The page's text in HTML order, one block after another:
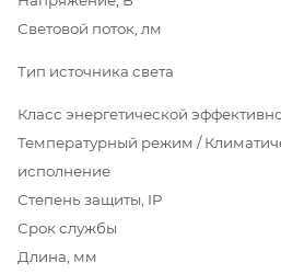
Световой поток, лм
Тип источника света
Класс энергетической
Температурный режим /
исполнение
Степень защиты, IP
Срок службы
Длина, мм